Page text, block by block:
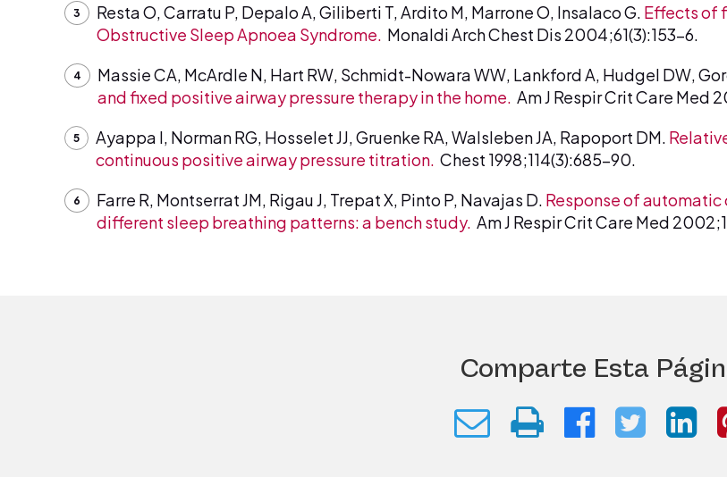
Resta O, Carratu P, Depalo A, Giliberti T, Ardito M, Marrone O, Insalaco G. Effects of
Obstructive Sleep Apnoea Syndrome. Monaldi Arch Chest Dis 2004;61(3):153-6.
Massie CA, McArdle N, Hart RW, Schmidt-Nowara WW, Lankford A, Hudgel DW,
and fixed positive airway pressure therapy in the home. Am J Respir Crit Care Med
Ayappa I, Norman RG, Hosselet JJ, Gruenke RA, Walsleben JA, Rapoport DM.
continuous positive airway pressure titration. Chest 1998;114(3):685-90.
Farre R, Montserrat JM, Rigau J, Trepat X, Pinto P, Navajas D. Response of
different sleep breathing patterns: a bench study. Am J Respir Crit Care Med
Comparte Esta